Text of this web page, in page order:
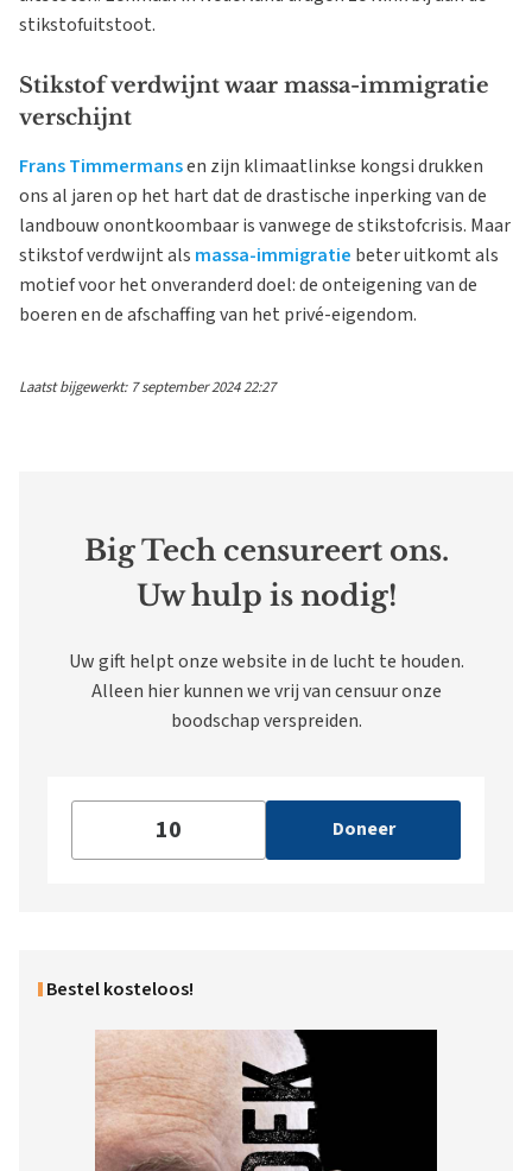
stikstofuitstoot.
Stikstof verdwijnt waar massa-immigratie
verschijnt
Frans Timmermansen zijn klimaatlinkse kongsi drukken
ons al jaren op het hart dat de drastische inperking van de
landbouw onontkoombaar is vanwege de stikstofcrisis. Maar
stikstof verdwijnt als massa-immigratie beter uitkomt als
motief voor het onveranderd doel: de onteigening van de
boeren en de afschaffing van het privé-eigendom.
Laatst bijgewerkt: 7 september 2024 22:27
Big Tech censureert ons.
Uw hulp is nodig!
Uw gift helpt onze website in de lucht te houden.
Alleen hier kunnen we vrij van censuur onze
boodschap verspreiden.
Doneer
Bestel kosteloos!